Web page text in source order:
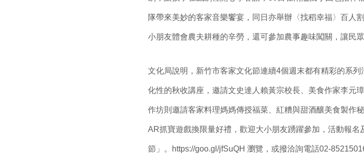
隊帶來美妙的客家音樂饗宴，同日亦舉辦〈找稻幸福〉百人
小朋友體會農夫耕種的辛勞，還可參加農事趣味闖關，讓民
文化局說明，新竹市客家文化節連續4個週末都有精彩的系
化性的秋收講座，邀請文史達人賴黃宗校長、美食作家李元
作坊則邀請客家料理媽媽傳授福菜、紅糟與甜酒釀美食製作
AR抓寶遊戲換限量好禮，歡迎大小朋友踴躍參加，活動報
節」。https://goo.gl/jfSuQH 瀏覽，或撥洽詢電話02-